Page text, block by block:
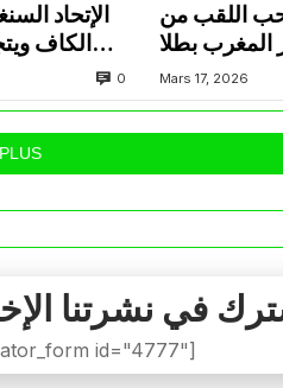
الإتحاد
الكاف
0
اللقب من
المغرب بطلا
Mars 17, 2026
champs obligatoires sont
id="4777"]